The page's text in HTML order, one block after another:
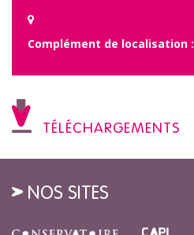
Complément de localisation :
TÉLÉCHARGEMENTS
NOS SITES